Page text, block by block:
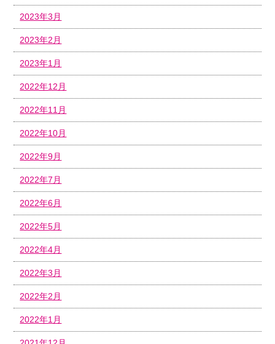
2023年3月
2023年2月
2023年1月
2022年12月
2022年11月
2022年10月
2022年9月
2022年7月
2022年6月
2022年5月
2022年4月
2022年3月
2022年2月
2022年1月